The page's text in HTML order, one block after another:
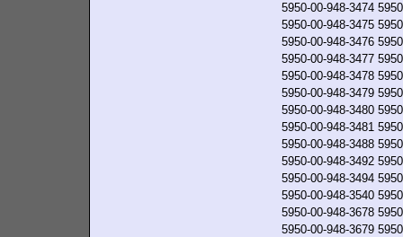
5950-00-948-3474
5950-00-948-3475
5950-00-948-3476
5950-00-948-3477
5950-00-948-3478
5950-00-948-3479
5950-00-948-3480
5950-00-948-3481
5950-00-948-3488
5950-00-948-3492
5950-00-948-3494
5950-00-948-3540
5950-00-948-3678
5950-00-948-3679